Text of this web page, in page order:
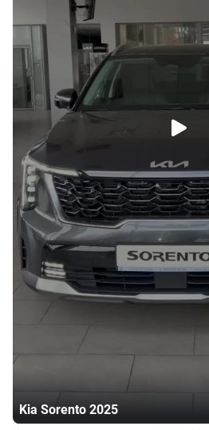
Kia Sorento 2025